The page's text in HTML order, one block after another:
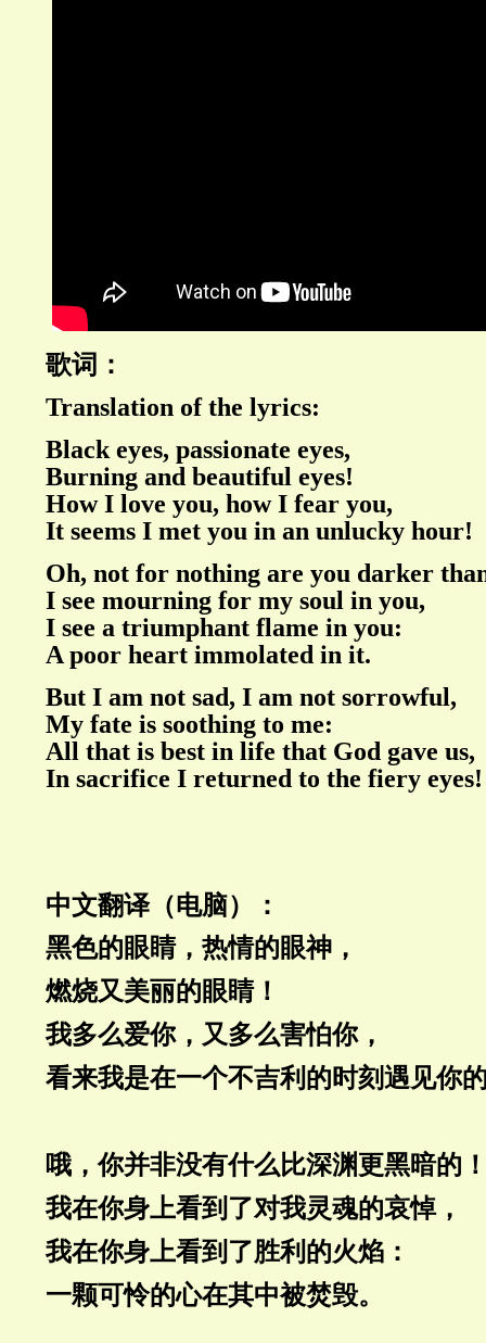
歌词：
Translation of the lyrics:
Black eyes, passionate eyes,
Burning and beautiful eyes!
How I love you, how I fear you,
It seems I met you in an unlucky hour!
Oh, not for nothing are you darker
I see mourning for my soul in you,
I see a triumphant flame in you:
A poor heart immolated in it.
But I am not sad, I am not sorrowful,
My fate is soothing to me:
All that is best in life that God gave us,
In sacrifice I returned to the fiery eyes!
中文翻译（电脑）：
黑色的眼睛，热情的眼神，
燃烧又美丽的眼睛！
我多么爱你，又多么害怕你，
看来我是在一个不吉利的时刻遇见你
哦，你并非没有什么比深渊更黑暗的
我在你身上看到了对我灵魂的哀悼，
我在你身上看到了胜利的火焰：
一颗可怜的心在其中被焚毁。